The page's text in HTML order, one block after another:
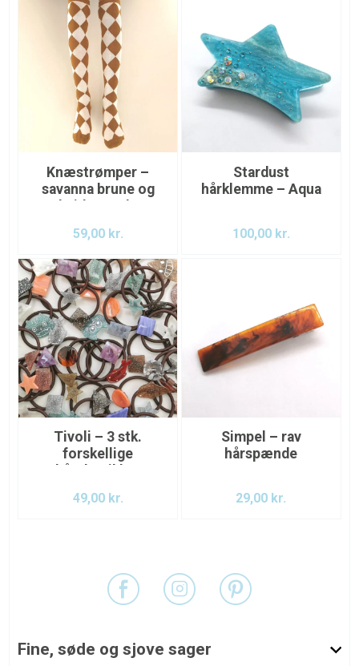
Knæstrømper –
savanna brune og
hvidternede
59,00 kr.
Stardust
hårklemme – Aqua
100,00 kr.
Tivoli – 3 stk.
forskellige
49,00 kr.
Simpel – rav
hårspænde
29,00 kr.
Fine, søde og sjove sager